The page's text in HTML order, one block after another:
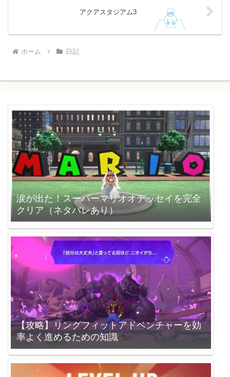
アクアスタジアム3
ホーム 日記
涙が出た！スーパーマリオオデッセイを完全
クリア（ネタバレあり）
【攻略】リングフィットアドベンチャーを効
率よく進めるための知識